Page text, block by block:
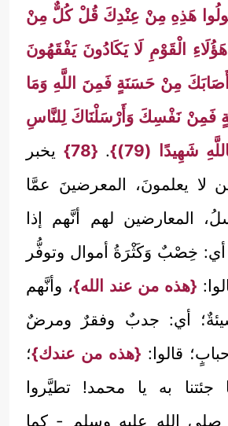
هَذِهِ مِنْ عِنْدِكَ قُلْ كُلٌّ مِنْ
الْقَوْمِ لَا يَكَادُونَ يَفْقَهُونَ
مَا أَصَابَكَ مِنْ حَسَنَةٍ فَمِنَ اللَّهِ وَمَا
فَمِنْ نَفْسِكَ وَأَرْسَلْنَاكَ لِلنَّاسِ
شَهِيدًا (79)}
.
{78}
يخبر
لا يعلمونَ، المعرضينَ عمَّا
المعارضين لهم أنَّهم إذا
خِصْبٌ وَكَثْرَةُ أموال وتوفُّر
{هذه من عند الله}، وأنَّهم
أي: جدبٌ وفقرٌ ومرضٌ
قالوا: {هذه من عندك}؛
به يا محمد! تطيَّروا
صلى الله عليه وسلم - كما